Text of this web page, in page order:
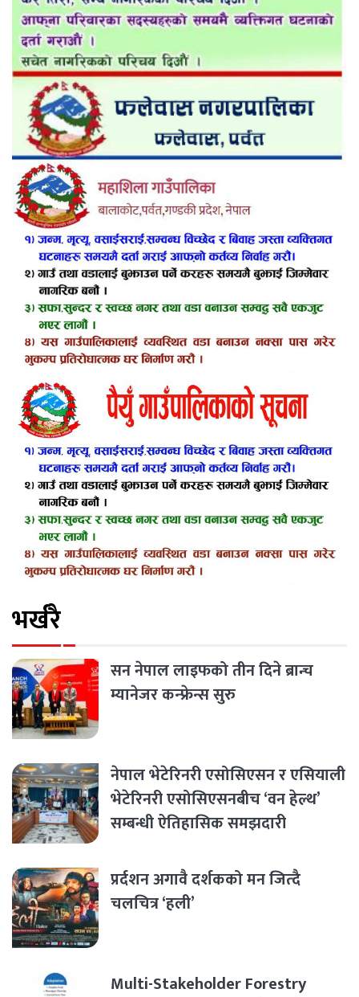
भर्खरै
सन नेपाल लाइफको तीन दिने ब्रान्च
म्यानेजर कन्फ्रेन्स सुरु
नेपाल भेटेरिनरी एसोसिएसन र एसियाली
भेटेरिनरी एसोसिएसनबीच ‘वन हेल्थ’
सम्बन्धी ऐतिहासिक समझदारी
प्रर्दशन अगावै दर्शकको मन जित्दै
चलचित्र ‘हली’
Multi-Stakeholder Forestry